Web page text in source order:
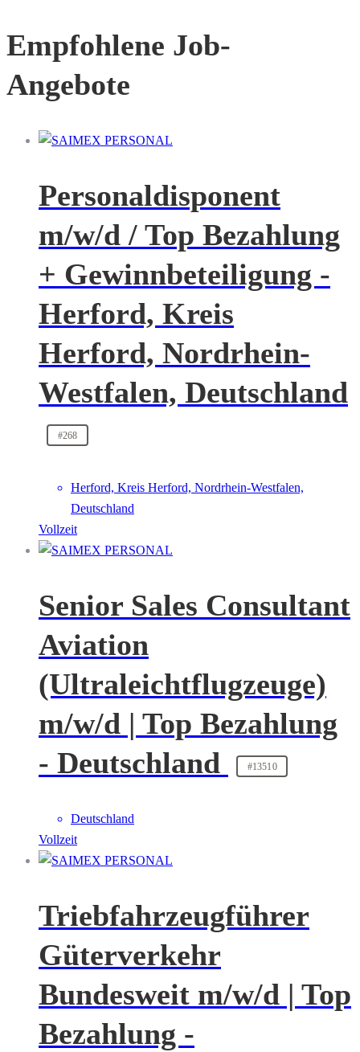
Empfohlene Job-
Angebote
Personaldisponent
m/w/d / Top Bezahlung
+ Gewinnbeteiligung -
Herford, Kreis
Herford, Nordrhein-
Westfalen, Deutschland
#268
Herford, Kreis Herford, Nordrhein-Westfalen,
Deutschland
Vollzeit
Senior Sales Consultant
Aviation
(Ultraleichtflugzeuge)
m/w/d | Top Bezahlung
- Deutschland
#13510
Deutschland
Vollzeit
Triebfahrzeugführer
Güterverkehr
Bundesweit m/w/d | Top
Bezahlung -